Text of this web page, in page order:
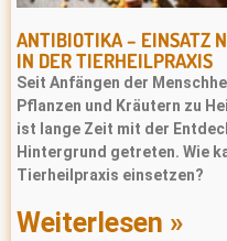
ANTIBIOTIKA – EINSATZ
IN DER TIERHEILPRAXIS
Seit Anfängen der
Pﬂanzen und Kräutern zu
ist lange Zeit mit der
Hintergrund getreten. Wie
Tierheilpraxis einsetzen?
Weiterlesen »